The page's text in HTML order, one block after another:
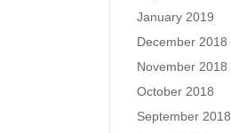
January 2019
December 2018
November 2018
October 2018
September 2018